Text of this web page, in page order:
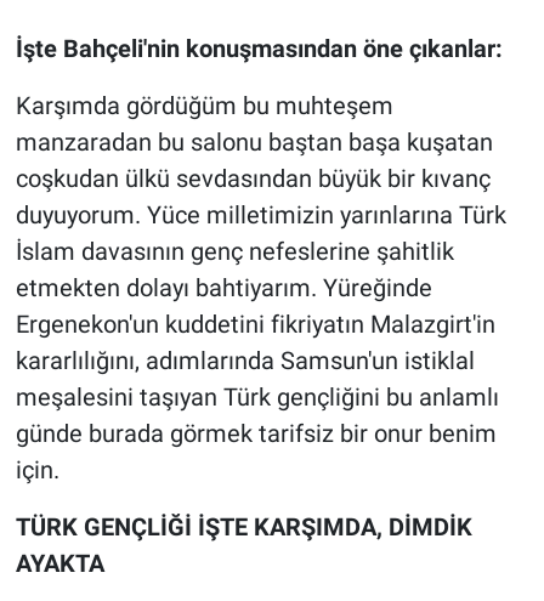
İşte Bahçeli'nin konuşmasından öne çıkanlar:
Karşımda gördüğüm bu muhteşem
manzaradan bu salonu baştan başa kuşatan
coşkudan ülkü sevdasından büyük bir kıvanç
duyuyorum. Yüce milletimizin yarınlarına Türk
İslam davasının genç nefeslerine şahitlik
etmekten dolayı bahtiyarım. Yüreğinde
Ergenekon'un kuddetini fikriyatın Malazgirt'in
kararlılığını, adımlarında Samsun'un istiklal
meşalesini taşıyan Türk gençliğini bu anlamlı
günde burada görmek tarifsiz bir onur benim
için.
TÜRK GENÇLİĞİ İŞTE KARŞIMDA, DİMDİK
AYAKTA